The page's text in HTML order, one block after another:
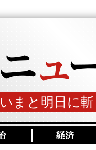
いまと明日に